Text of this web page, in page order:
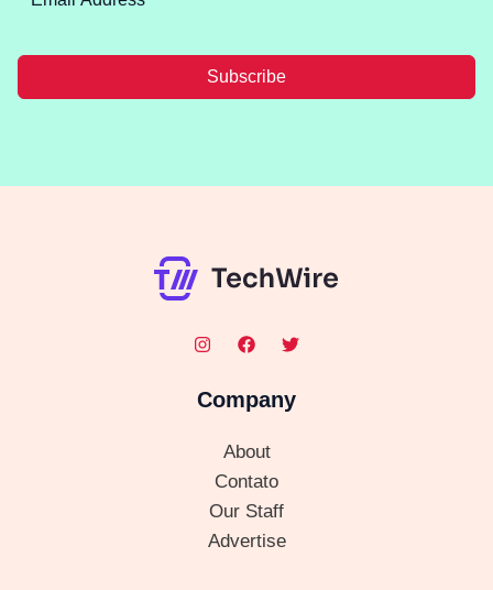
Subscribe
Company
About
Contato
Our Staff
Advertise